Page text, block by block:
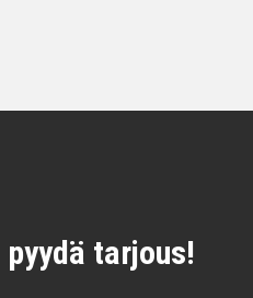
tarjous!